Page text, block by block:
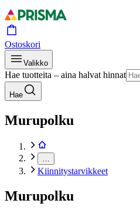
Ostoskori
Valikko
Hae tuotteita – aina halvat hinnat
Hae
Murupolku
Kiinnitystarvikkeet
Murupolku